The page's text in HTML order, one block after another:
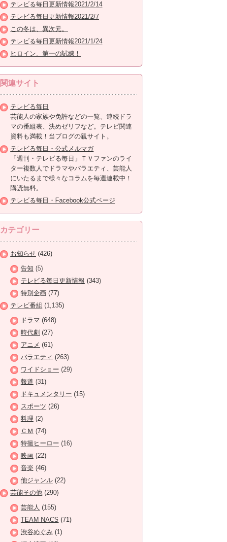
テレビる毎日更新情報2021/2/14
テレビる毎日更新情報2021/2/7
この冬は、異次元。
テレビる毎日更新情報2021/1/24
ヒロイン、第一の試練！
関連サイト
テレビる毎日
芸能人の家族や免許などの一覧、連続ドラ
マの番組表、決めゼリフなど。テレビ関連
資料も満載！当ブログの親サイト。
テレビる毎日・公式メルマガ
「週刊・テレビる毎日」ＴＶファンのライ
ター複数人でドラマやバラエティ、芸能人
にいたるまで様々なコラムを毎週連載中！
購読無料。
テレビる毎日・Facebook公式ページ
カテゴリー
お知らせ (426)
告知 (5)
テレビる毎日更新情報 (343)
特別企画 (77)
テレビ番組 (1,135)
ドラマ (648)
時代劇 (27)
アニメ (61)
バラエティ (263)
ワイドショー (29)
報道 (31)
ドキュメンタリー (15)
スポーツ (26)
料理 (2)
ＣＭ (74)
特撮ヒーロー (16)
映画 (22)
音楽 (46)
他ジャンル (22)
芸能その他 (290)
芸能人 (155)
TEAM NACS (71)
渋谷めぐみ (1)